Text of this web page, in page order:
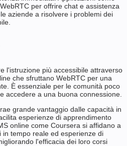
per offrire chat e assistenza
aziende a risolvere i problemi dei
l'istruzione più accessibile attraverso
che sfruttano WebRTC per una
È essenziale per le comunità poco
accedere a una buona connessione.
grande vantaggio dalle capacità in
esperienze di apprendimento
online come Coursera si affidano a
tempo reale ed esperienze di
l'efficacia dei loro corsi